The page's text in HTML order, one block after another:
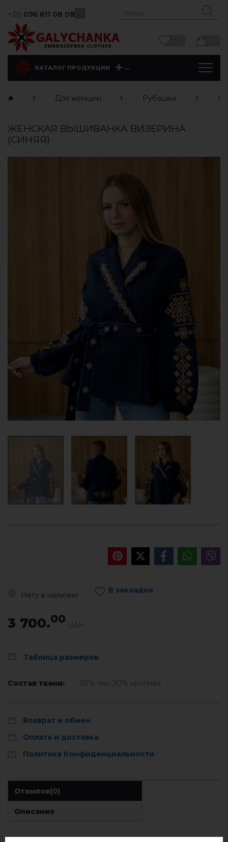
+38 096 611 08 08
КАТАЛОГ ПРОДУКЦИИ ...
Для женщин Рубашки
ЖЕНСКАЯ ВЫШИВАНКА ВИЗЕРИНА
(СИНЯЯ)
Нету в наличии
В закладки
3 700.00 UAH
Таблица размеров
Состав ткани: 70% лен 30% кропива
Возврат и обмен
Оплата и доставка
Политика Конфиденциальности
Отзывов(0)
Описание